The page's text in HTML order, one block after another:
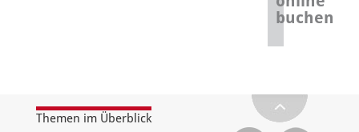
buchen
Themen im Überblick